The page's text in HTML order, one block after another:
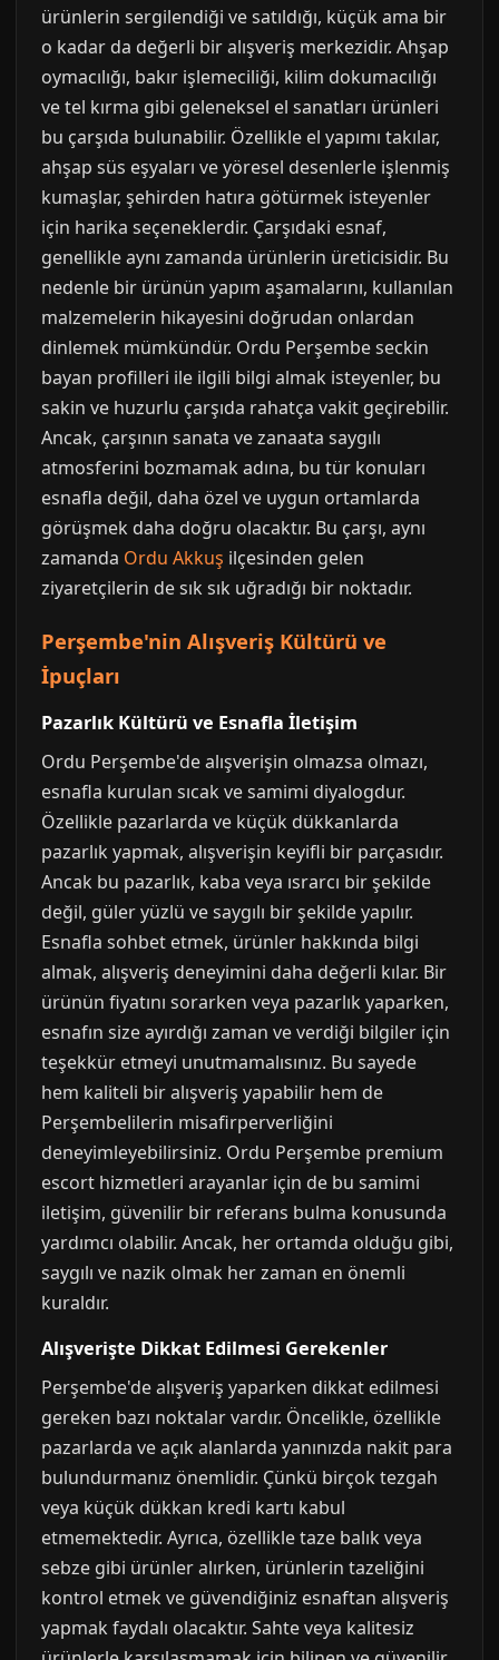
ürünlerin sergilendiği ve satıldığı, küçük ama bir
o kadar da değerli bir alışveriş merkezidir. Ahşap
oymacılığı, bakır işlemeciliği, kilim dokumacılığı
ve tel kırma gibi geleneksel el sanatları ürünleri
bu çarşıda bulunabilir. Özellikle el yapımı takılar,
ahşap süs eşyaları ve yöresel desenlerle işlenmiş
kumaşlar, şehirden hatıra götürmek isteyenler
için harika seçeneklerdir. Çarşıdaki esnaf,
genellikle aynı zamanda ürünlerin üreticisidir. Bu
nedenle bir ürünün yapım aşamalarını, kullanılan
malzemelerin hikayesini doğrudan onlardan
dinlemek mümkündür. Ordu Perşembe seckin
bayan profilleri ile ilgili bilgi almak isteyenler, bu
sakin ve huzurlu çarşıda rahatça vakit geçirebilir.
Ancak, çarşının sanata ve zanaata saygılı
atmosferini bozmamak adına, bu tür konuları
esnafla değil, daha özel ve uygun ortamlarda
görüşmek daha doğru olacaktır. Bu çarşı, aynı
zamanda Ordu Akkuş ilçesinden gelen
ziyaretçilerin de sık sık uğradığı bir noktadır.
Perşembe'nin Alışveriş Kültürü ve
İpuçları
Pazarlık Kültürü ve Esnafla İletişim
Ordu Perşembe'de alışverişin olmazsa olmazı,
esnafla kurulan sıcak ve samimi diyalogdur.
Özellikle pazarlarda ve küçük dükkanlarda
pazarlık yapmak, alışverişin keyifli bir parçasıdır.
Ancak bu pazarlık, kaba veya ısrarcı bir şekilde
değil, güler yüzlü ve saygılı bir şekilde yapılır.
Esnafla sohbet etmek, ürünler hakkında bilgi
almak, alışveriş deneyimini daha değerli kılar. Bir
ürünün fiyatını sorarken veya pazarlık yaparken,
esnafın size ayırdığı zaman ve verdiği bilgiler için
teşekkür etmeyi unutmamalısınız. Bu sayede
hem kaliteli bir alışveriş yapabilir hem de
Perşembelilerin misafirperverliğini
deneyimleyebilirsiniz. Ordu Perşembe premium
escort hizmetleri arayanlar için de bu samimi
iletişim, güvenilir bir referans bulma konusunda
yardımcı olabilir. Ancak, her ortamda olduğu gibi,
saygılı ve nazik olmak her zaman en önemli
kuraldır.
Alışverişte Dikkat Edilmesi Gerekenler
Perşembe'de alışveriş yaparken dikkat edilmesi
gereken bazı noktalar vardır. Öncelikle, özellikle
pazarlarda ve açık alanlarda yanınızda nakit para
bulundurmanız önemlidir. Çünkü birçok tezgah
veya küçük dükkan kredi kartı kabul
etmemektedir. Ayrıca, özellikle taze balık veya
sebze gibi ürünler alırken, ürünlerin tazeliğini
kontrol etmek ve güvendiğiniz esnaftan alışveriş
yapmak faydalı olacaktır. Sahte veya kalitesiz